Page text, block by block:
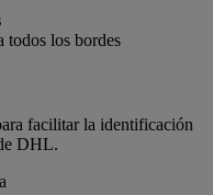
todos los bordes
facilitar la identificación
DHL.